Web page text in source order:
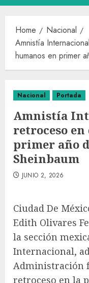
Home
Nacional
Amnistía
humanos en primer
Nacional Portada
Amnistía
retroceso en
primer año
Sheinbaum
JUNIO 2, 2026
Ciudad De
Edith Olivares
la sección
Internacional,
Administración
retroceso en la